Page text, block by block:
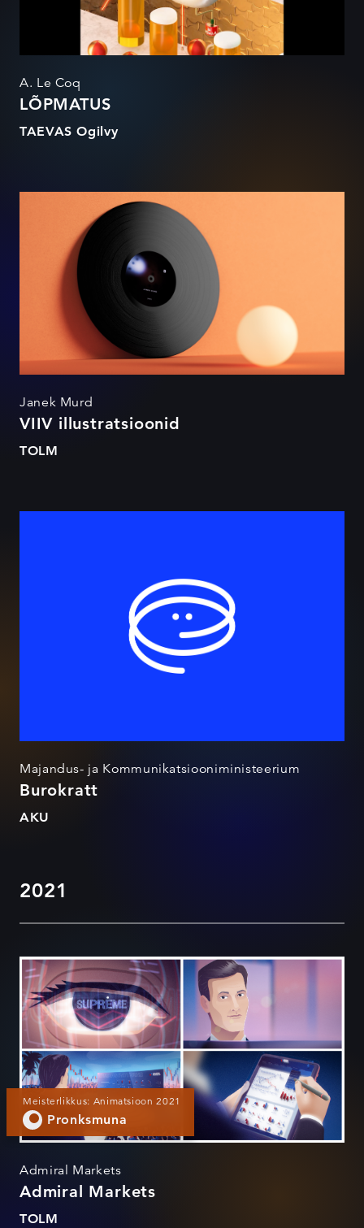
A. Le Coq
LÕPMATUS
TAEVAS Ogilvy
VIIV illustratsioonid
Janek Murd
VIIV illustratsioonid
TOLM
Majandus- ja Kommunikatsiooniministeerium
Burokratt
AKU
2021
Admiral Markets
Meisterlikkus: Animatsioon 2021
Pronksmuna
Admiral Markets
Admiral Markets
TOLM